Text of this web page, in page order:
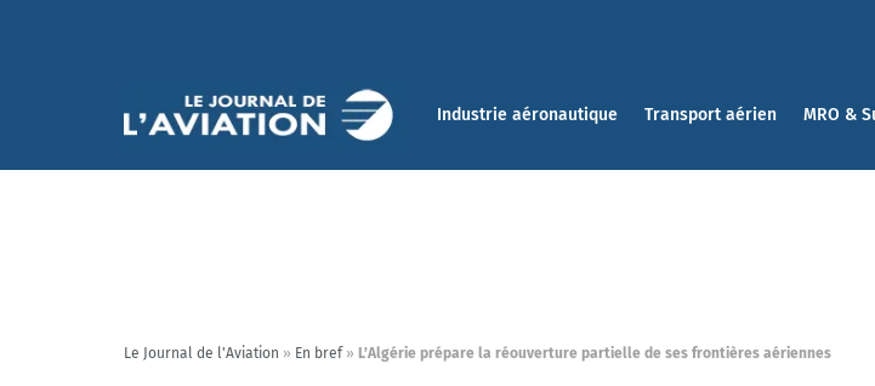
Industrie aéronautique Transport aérien MRO &
Le Journal de l'Aviation » En bref » L’Algérie prépare la réouverture partielle de ses frontières aériennes